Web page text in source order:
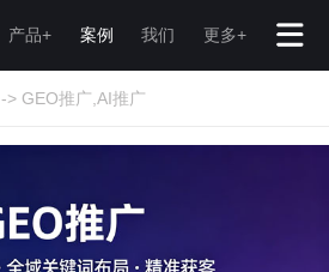
产品+ 案例 我们 更多+
-> GEO推广,AI推广